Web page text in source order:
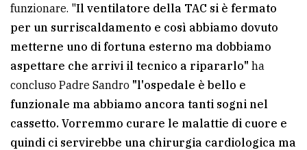
funzionare. "Il ventilatore della TAC si è fermato
per un surriscaldamento e così abbiamo dovuto
metterne uno di fortuna esterno ma dobbiamo
aspettare che arrivi il tecnico a ripararlo" ha
concluso Padre Sandro "l'ospedale è bello e
funzionale ma abbiamo ancora tanti sogni nel
cassetto. Vorremmo curare le malattie di cuore e
quindi ci servirebbe una chirurgia cardiologica ma